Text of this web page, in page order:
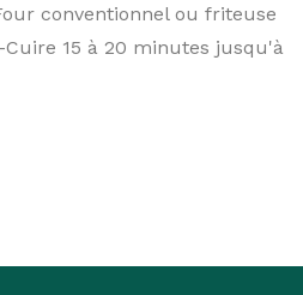
conventionnel ou friteuse
15 à 20 minutes jusqu'à